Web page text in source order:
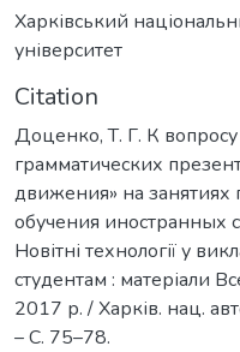
Харківський
університет
Citation
Доценко, Т. Г. К
грамматических
движения» на занятиях
обучения иностранных
Новітні технології у
студентам : матеріали
2017 р. / Харків. нац.
– С. 75–78.